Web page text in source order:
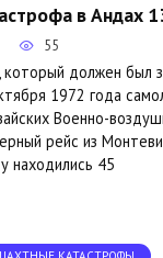
в Андах
55
который должен был
1972 года
Военно-
рейс из
находились 45